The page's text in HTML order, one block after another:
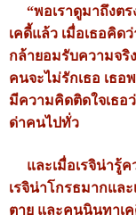
“พอเราดูมาถึงตร
เคดี้แล้ว เมื่อเธอคิด
กล้ายอมรับความจริ
คนจะไม่รักเธอ เธอ
มีความคิดติดใจเธอ
ด่าคนไปทั่ว
และเมื่อเรจิน่ารู้ค
เรจิน่าโกรธมากแล
ตาย และคนนินทาเ